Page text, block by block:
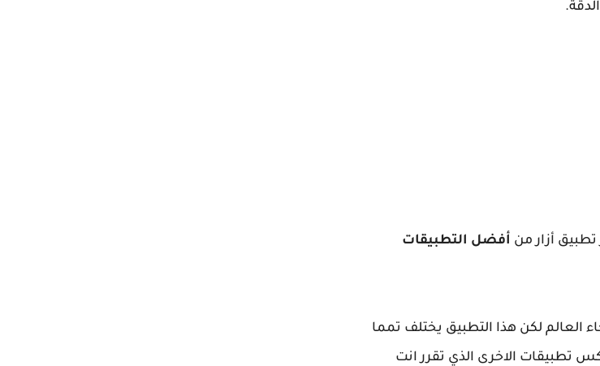
أفضل التطبيقات
العالم لكن هذا التطبيق يختلف تمما
تطبيقات الاخرى الذي تقرر انت